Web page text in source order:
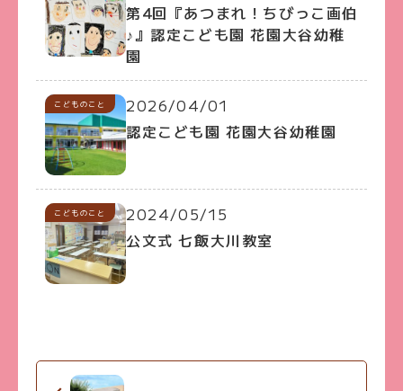
第4回『あつまれ！ちびっこ画伯
♪』認定こども園 花園大谷幼稚
園
こどものこと
2026/04/01
認定こども園 花園大谷幼稚園
こどものこと
2024/05/15
公文式 七飯大川教室